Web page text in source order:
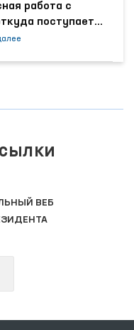
работа с
поступает
обращений